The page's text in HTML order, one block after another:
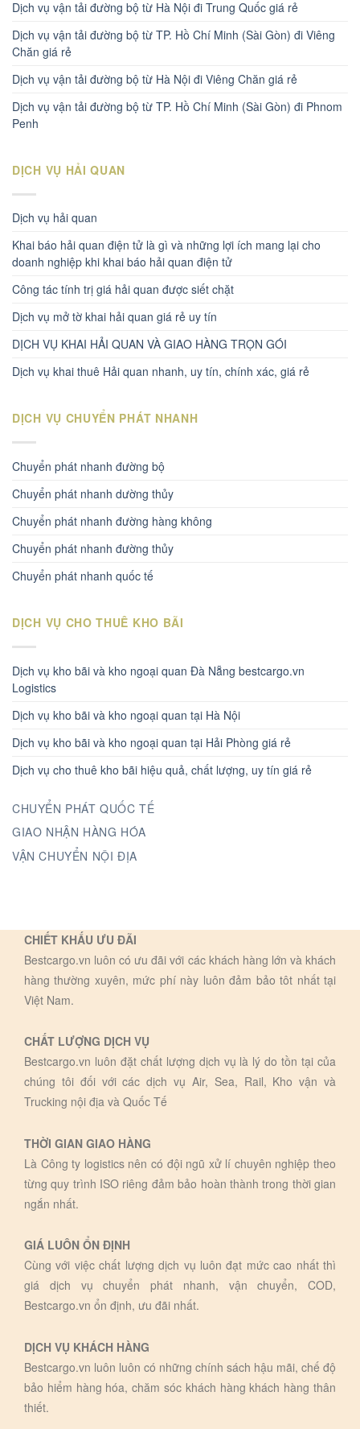
Dịch vụ vận tải đường bộ từ Hà Nội đi Trung Quốc giá rẻ
Dịch vụ vận tải đường bộ từ TP. Hồ Chí Minh (Sài Gòn) đi Viêng
Chăn giá rẻ
Dịch vụ vận tải đường bộ từ Hà Nội đi Viêng Chăn giá rẻ
Dịch vụ vận tải đường bộ từ TP. Hồ Chí Minh (Sài Gòn) đi Phnom
Penh
DỊCH VỤ HẢI QUAN
Dịch vụ hải quan
Khai báo hải quan điện tử là gì và những lợi ích mang lại cho
doanh nghiệp khi khai báo hải quan điện tử
Công tác tính trị giá hải quan được siết chặt
Dịch vụ mở tờ khai hải quan giá rẻ uy tín
DỊCH VỤ KHAI HẢI QUAN VÀ GIAO HÀNG TRỌN GÓI
Dịch vụ khai thuê Hải quan nhanh, uy tín, chính xác, giá rẻ
DỊCH VỤ CHUYỂN PHÁT NHANH
Chuyển phát nhanh đường bộ
Chuyển phát nhanh dường thủy
Chuyển phát nhanh đường hàng không
Chuyển phát nhanh đường thủy
Chuyển phát nhanh quốc tế
DỊCH VỤ CHO THUÊ KHO BÃI
Dịch vụ kho bãi và kho ngoại quan Đà Nẵng bestcargo.vn
Logistics
Dịch vụ kho bãi và kho ngoại quan tại Hà Nội
Dịch vụ kho bãi và kho ngoại quan tại Hải Phòng giá rẻ
Dịch vụ cho thuê kho bãi hiệu quả, chất lượng, uy tín giá rẻ
CHUYỂN PHÁT QUỐC TẾ
GIAO NHẬN HÀNG HÓA
VẬN CHUYỂN NỘI ĐỊA
CHIẾT KHẤU ƯU ĐÃI
Bestcargo.vn luôn có ưu đãi với các khách hàng lớn và khách
hàng thường xuyên, mức phí này luôn đảm bảo tôt nhất tại
Việt Nam.
CHẤT LƯỢNG DỊCH VỤ
Bestcargo.vn luôn đặt chất lượng dịch vụ là lý do tồn tại của
chúng tôi đối với các dịch vụ Air, Sea, Rail, Kho vận và
Trucking nội địa và Quốc Tế
THỜI GIAN GIAO HÀNG
Là Công ty logistics nên có đội ngũ xử lí chuyên nghiệp theo
từng quy trình ISO riêng đảm bảo hoàn thành trong thời gian
ngắn nhất.
GIÁ LUÔN ỔN ĐỊNH
Cùng với việc chất lượng dịch vụ luôn đạt mức cao nhất thì
giá dịch vụ chuyển phát nhanh, vận chuyển, COD,
Bestcargo.vn ổn định, ưu đãi nhất.
DỊCH VỤ KHÁCH HÀNG
Bestcargo.vn luôn luôn có những chính sách hậu mãi, chế độ
bảo hiểm hàng hóa, chăm sóc khách hàng khách hàng thân
thiết.